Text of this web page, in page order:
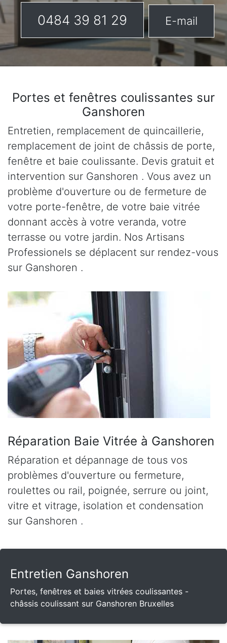
0484 39 81 29 E-mail
Portes et fenêtres coulissantes sur
Ganshoren
Entretien, remplacement de quincaillerie,
remplacement de joint de châssis de porte,
fenêtre et baie coulissante. Devis gratuit et
intervention sur Ganshoren . Vous avez un
problème d'ouverture ou de fermeture de
votre porte-fenêtre, de votre baie vitrée
donnant accès à votre veranda, votre
terrasse ou votre jardin. Nos Artisans
Professionels se déplacent sur rendez-vous
sur Ganshoren .
Réparation Baie Vitrée à Ganshoren
Réparation et dépannage de tous vos
problèmes d'ouverture ou fermeture,
roulettes ou rail, poignée, serrure ou joint,
vitre et vitrage, isolation et condensation
sur Ganshoren .
Entretien Ganshoren
Portes, fenêtres et baies vitrées coulissantes -
châssis coulissant sur Ganshoren Bruxelles